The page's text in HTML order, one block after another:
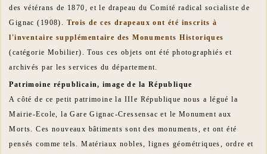
des vétérans de 1870, et le drapeau du Comité radical socialiste de
Gignac (1908). Trois de ces drapeaux ont été inscrits à
l'inventaire supplémentaire des Monuments Historiques
(catégorie Mobilier). Tous ces objets ont été photographiés et
archivés par les services du département.
Patrimoine républicain, image de la République
A côté de ce petit patrimoine la IIIe République nous a légué la
Mairie-Ecole, la Gare Gignac-Cressensac et le Monument aux
Morts. Ces nouveaux bâtiments sont des monuments, et ont été
pensés comme tels. Matériaux nobles, lignes géométriques, ordre et